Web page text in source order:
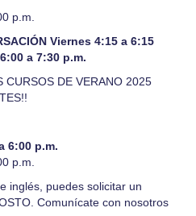
p.m.
Viernes 4:15 a 6:15
a 7:30 p.m.
CURSOS DE VERANO 2025
6:00 p.m.
p.m.
inglés, puedes solicitar un
Comunícate con nosotros